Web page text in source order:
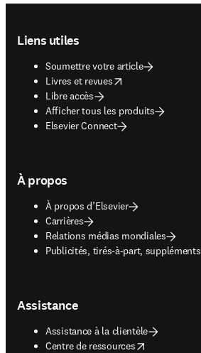
Liens utiles
Soumettre votre article
Livres et revues
opens in new tab/window
Libre accès
Afficher tous les produits
Elsevier Connect
À propos
À propos d’Elsevier
Carrières
Relations médias mondiales
Publicités, tirés-à-part, suppléments
opens in new tab/window
Assistance
Assistance à la clientèle
Centre de ressources
opens in new tab/window